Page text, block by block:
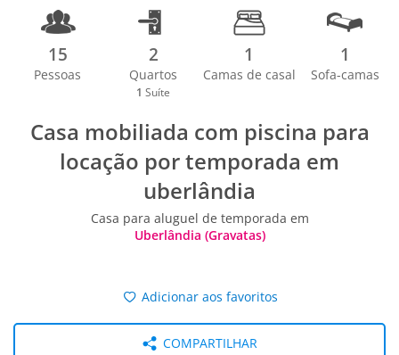
15
Pessoas
2
Quartos
1 Suíte
1
Camas de casal
1
Sofa-camas
Casa mobiliada com piscina para
locação por temporada em
uberlândia
Casa para aluguel de temporada em
Uberlândia (Gravatas)
Adicionar aos favoritos
COMPARTILHAR